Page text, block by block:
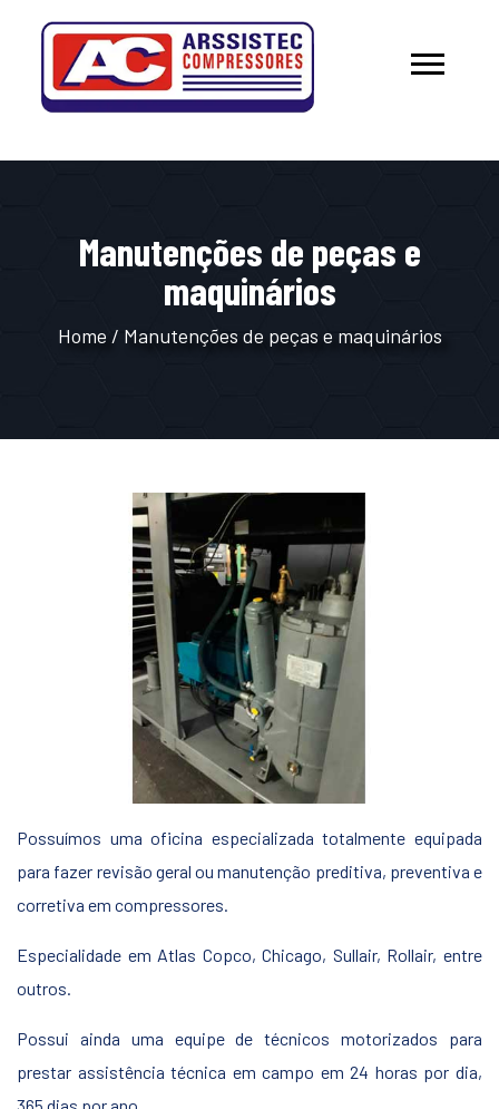
Manutenções de peças e
maquinários
Home / Manutenções de peças e maquinários
Possuímos uma oficina especializada totalmente equipada
para fazer revisão geral ou manutenção preditiva, preventiva e
corretiva em compressores.
Especialidade em Atlas Copco, Chicago, Sullair, Rollair, entre
outros.
Possui ainda uma equipe de técnicos motorizados para
prestar assistência técnica em campo em 24 horas por dia,
365 dias por ano.